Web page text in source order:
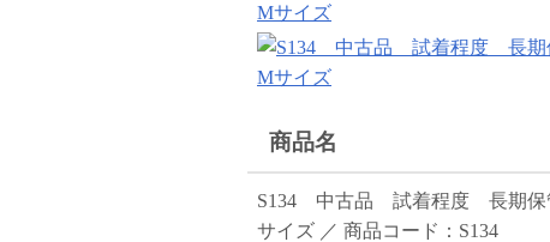
商品名
S134 中古品 試着程度 長期
サイズ ／ 商品コード：S134